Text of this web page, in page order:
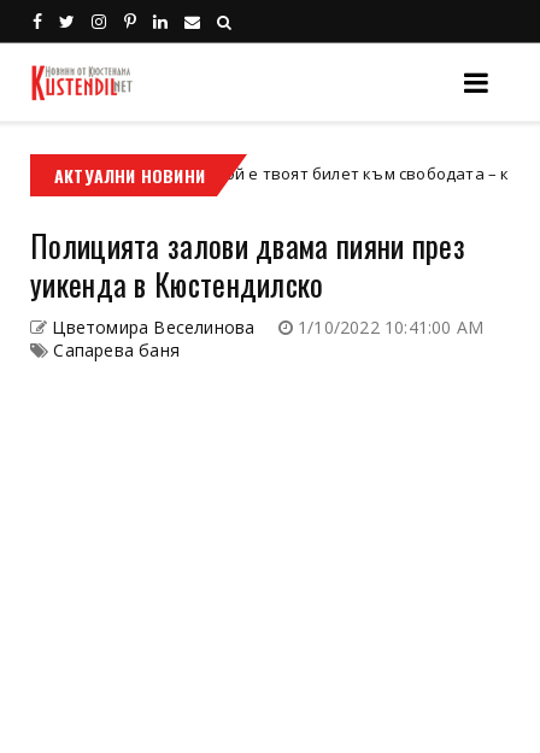
АКТУАЛНИ НОВИНИ
кросов мотор Кой е твоят билет към свободата – кросовият
Полицията залови двама пияни през
уикенда в Кюстендилско
Цветомира Веселинова
1/10/2022 10:41:00 AM
Сапарева баня